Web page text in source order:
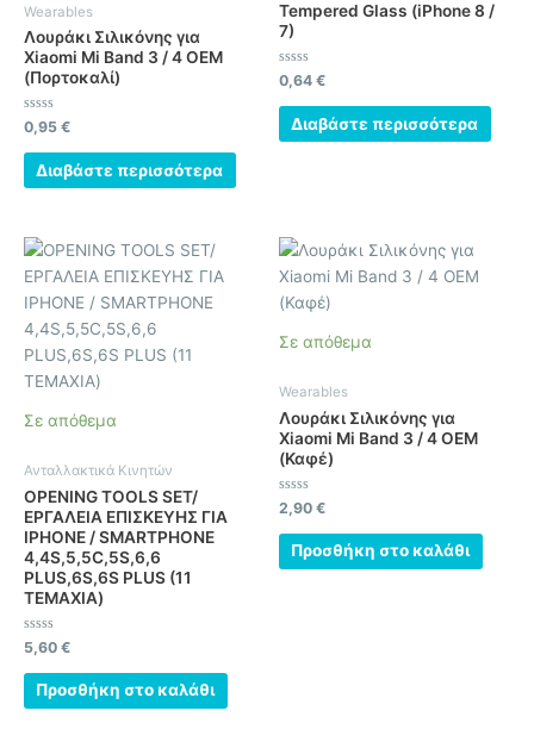
Wearables
Λουράκι Σιλικόνης για
Xiaomi Mi Band 3 / 4 OEM
(Πορτοκαλί)
Βαθμολογήθηκε
με
0
από
0,95 €
Διαβάστε περισσότερα
Tempered Glass (iPhone 8 /
7)
Βαθμολογήθηκε
με
0
από
0,64 €
Διαβάστε περισσότερα
Σε απόθεμα
Ανταλλακτικά Κινητών
OPENING TOOLS SET/
ΕΡΓΑΛΕΙΑ ΕΠΙΣΚΕΥΗΣ ΓΙΑ
IPHONE / SMARTPHONE
4,4S,5,5C,5S,6,6
PLUS,6S,6S PLUS (11
ΤΕΜΑΧΙΑ)
Βαθμολογήθηκε
με
0
από
5,60 €
Προσθήκη στο καλάθι
Σε απόθεμα
Wearables
Λουράκι Σιλικόνης για
Xiaomi Mi Band 3 / 4 OEM
(Καφέ)
Βαθμολογήθηκε
με
0
από
2,90 €
Προσθήκη στο καλάθι